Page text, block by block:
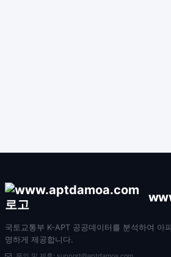
국토교통부 K-APT 공공데이터를 분석하여 아
명하게 제공합니다.